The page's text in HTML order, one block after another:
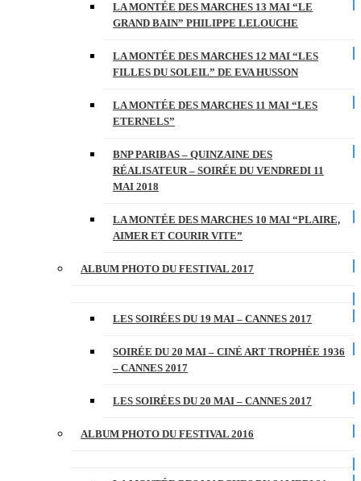
LA MONTÉE DES MARCHES 13 MAI “LE
GRAND BAIN” PHILIPPE LELOUCHE
LA MONTÉE DES MARCHES 12 MAI “LES
FILLES DU SOLEIL” DE EVA HUSSON
LA MONTÉE DES MARCHES 11 MAI “LES
ETERNELS”
BNP PARIBAS – QUINZAINE DES
RÉALISATEUR – SOIRÉE DU VENDREDI 11
MAI 2018
LA MONTÉE DES MARCHES 10 MAI “PLAIRE,
AIMER ET COURIR VITE”
ALBUM PHOTO DU FESTIVAL 2017
LES SOIRÉES DU 19 MAI – CANNES 2017
SOIRÉE DU 20 MAI – CINÉ ART TROPHÉE 1936
– CANNES 2017
LES SOIRÉES DU 20 MAI – CANNES 2017
ALBUM PHOTO DU FESTIVAL 2016